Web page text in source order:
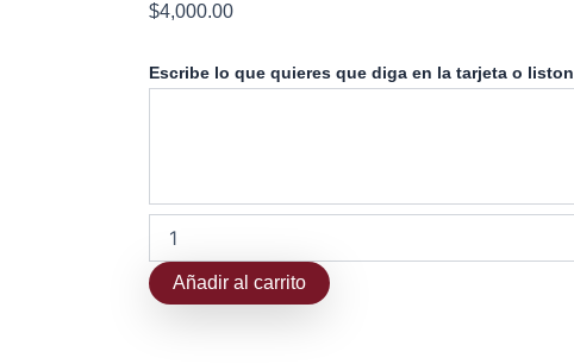
$4,000.00
Escribe lo que quieres que diga en la tarjeta o liston
Corona
ofrenda
Añadir al carrito